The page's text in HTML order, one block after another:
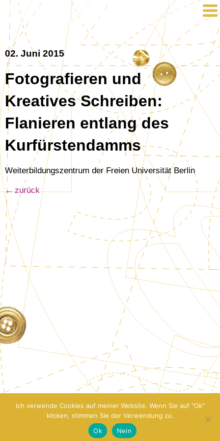
02. Juni 2015
Fotografieren und
Kreatives Schreiben:
Flanieren entlang des
Kurfürstendamms
Weiterbildungszentrum der Freien Universität Berlin
zurück
Ich verwende Cookies auf meiner Website. Wenn Sie auf "Ok"
klicken, stimmen Sie der Verwendung zu.
Ok
Nein